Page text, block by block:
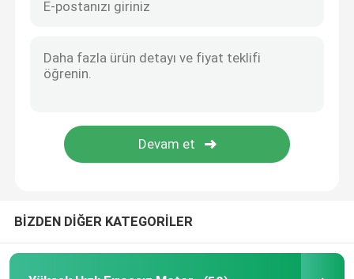
BİZDEN DİĞER KATEGORİLER